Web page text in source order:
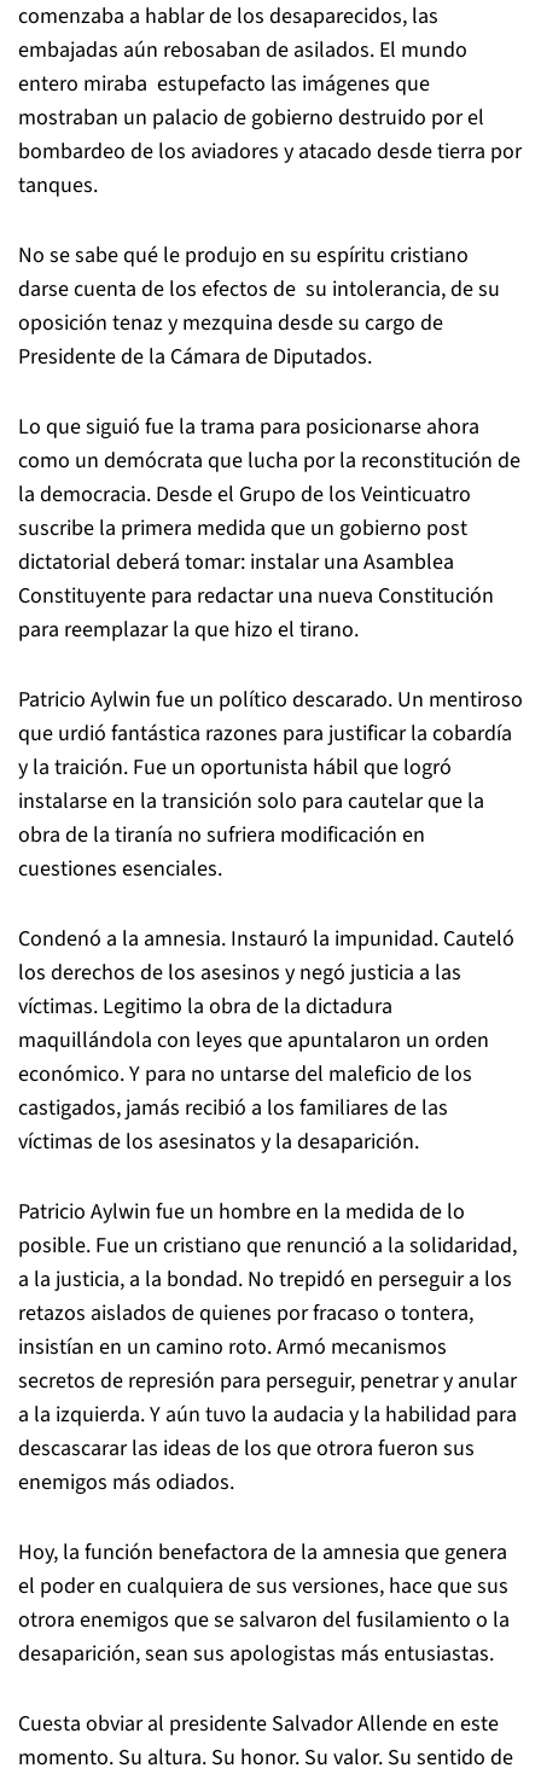
comenzaba a hablar de los desaparecidos, las
embajadas aún rebosaban de asilados. El mundo
entero miraba estupefacto las imágenes que
mostraban un palacio de gobierno destruido por el
bombardeo de los aviadores y atacado desde tierra por
tanques.
No se sabe qué le produjo en su espíritu cristiano
darse cuenta de los efectos de su intolerancia, de su
oposición tenaz y mezquina desde su cargo de
Presidente de la Cámara de Diputados.
Lo que siguió fue la trama para posicionarse ahora
como un demócrata que lucha por la reconstitución de
la democracia. Desde el Grupo de los Veinticuatro
suscribe la primera medida que un gobierno post
dictatorial deberá tomar: instalar una Asamblea
Constituyente para redactar una nueva Constitución
para reemplazar la que hizo el tirano.
Patricio Aylwin fue un político descarado. Un mentiroso
que urdió fantástica razones para justificar la cobardía
y la traición. Fue un oportunista hábil que logró
instalarse en la transición solo para cautelar que la
obra de la tiranía no sufriera modificación en
cuestiones esenciales.
Condenó a la amnesia. Instauró la impunidad. Cauteló
los derechos de los asesinos y negó justicia a las
víctimas. Legitimo la obra de la dictadura
maquillándola con leyes que apuntalaron un orden
económico. Y para no untarse del maleficio de los
castigados, jamás recibió a los familiares de las
víctimas de los asesinatos y la desaparición.
Patricio Aylwin fue un hombre en la medida de lo
posible. Fue un cristiano que renunció a la solidaridad,
a la justicia, a la bondad. No trepidó en perseguir a los
retazos aislados de quienes por fracaso o tontera,
insistían en un camino roto. Armó mecanismos
secretos de represión para perseguir, penetrar y anular
a la izquierda. Y aún tuvo la audacia y la habilidad para
descascarar las ideas de los que otrora fueron sus
enemigos más odiados.
Hoy, la función benefactora de la amnesia que genera
el poder en cualquiera de sus versiones, hace que sus
otrora enemigos que se salvaron del fusilamiento o la
desaparición, sean sus apologistas más entusiastas.
Cuesta obviar al presidente Salvador Allende en este
momento. Su altura. Su honor. Su valor. Su sentido de